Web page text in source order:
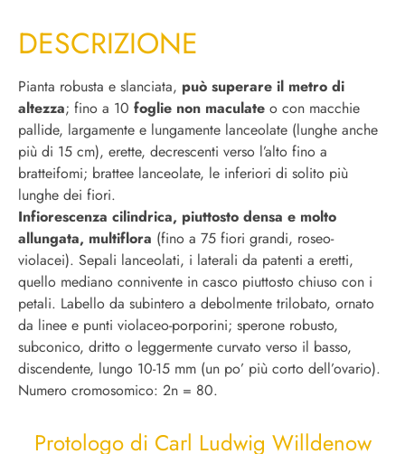
DESCRIZIONE
Pianta robusta e slanciata, può superare il metro di
altezza; fino a 10 foglie non maculate o con macchie
pallide, largamente e lungamente lanceolate (lunghe anche
più di 15 cm), erette, decrescenti verso l’alto fino a
bratteifomi; brattee lanceolate, le inferiori di solito più
lunghe dei fiori.
Infiorescenza cilindrica, piuttosto densa e molto
allungata, multiflora (fino a 75 fiori grandi, roseo-
violacei). Sepali lanceolati, i laterali da patenti a eretti,
quello mediano connivente in casco piuttosto chiuso con i
petali. Labello da subintero a debolmente trilobato, ornato
da linee e punti violaceo-porporini; sperone robusto,
subconico, dritto o leggermente curvato verso il basso,
discendente, lungo 10-15 mm (un po’ più corto dell’ovario).
Numero cromosomico: 2n = 80.
Protologo di Carl Ludwig Willdenow